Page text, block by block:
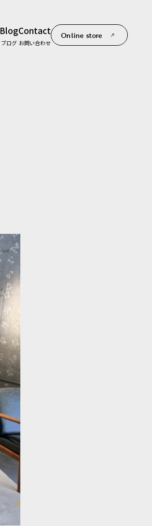
Blog
ブログ
Contact
お問い合わせ
Online store